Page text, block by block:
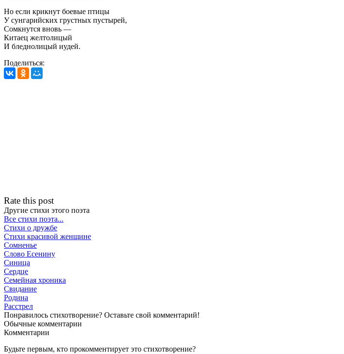
Но если крикнут боевые птицы
У сунгарийских грустных пустырей,
Сомкнутся вновь —
Китаец желтолицый
И бледнолицый иудей.
Поделиться:
Rate this post
Другие стихи этого поэта
Все стихи поэта...
Стихи о дружбе
Стихи красивой женщине
Сомненье
Слово Есенину
Синица
Сердце
Семейная хроника
Свидание
Родина
Расстрел
Понравилось стихотворение? Оставьте свой комментарий!
Обычные комментарии
Комментарии
Будьте первым, кто прокомментирует это стихотворение?